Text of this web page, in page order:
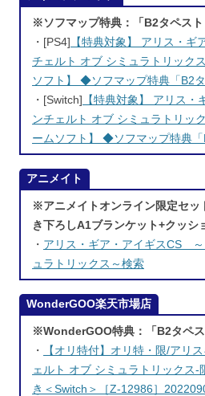
※ソフマップ特典：「B2タペスト
・[PS4] 【特典対象】 アリス・
チェルト オブ シミュラトリック
ソフト】 ◆ソフマップ特典「B2タ
・[Switch] 【特典対象】 アリス
ンチェルト オブ シミュラトリッ
ームソフト】 ◆ソフマップ特典「
アニメイト
※アニメイトオンライン限定セッ
き下ろしA1ブランケット+クッシ
・ アリス・ギア・アイギスCS ～
ュラトリックス～検索
WonderGOO楽天市場店
※WonderGOO特典：「B2タペ
・
【オリ特付】オリ特・限/アリ
ェルト オブ シミュラトリックス
き＜Switch＞［Z-12986］